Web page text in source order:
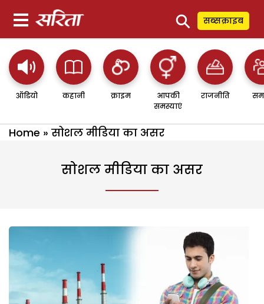
⚲ सब्सक्राइब
ऑडियो कहानी क्राइम
आपकी
समस्याएं
राजनीति
Home » सोशल मीडिया का असर
सोशल मीडिया का असर